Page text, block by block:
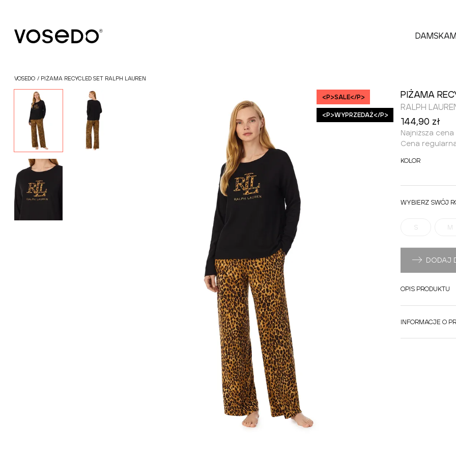
®
DAMSKA
VOSEDO / PIŻAMA RECYCLED SET RALPH LAUREN
<P>SALE</P>
<P>WYPRZEDAŻ</P>
PIŻAMA
RALPH
144,90 zł
Najniższa
Cena
KOLOR
WYBIERZ SWÓJ
S M
DODAJ
OPIS PRODUKTU
INFORMACJE O